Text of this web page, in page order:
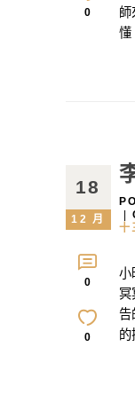
建堂事工
0
師
懂
18
12 月
0
0
十
小
冥
告
的